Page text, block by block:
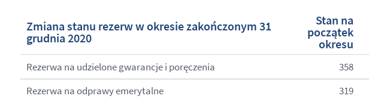
Zmiana stanu rezerw w okresie zakończonym 31
grudnia 2020
Stan na
początek
okresu
Rezerwa na udzielone gwarancje i poręczenia 358
Rezerwa na odprawy emerytalne
319